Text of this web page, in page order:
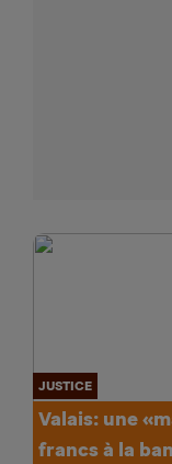
JUSTICE
Valais: une
francs à la